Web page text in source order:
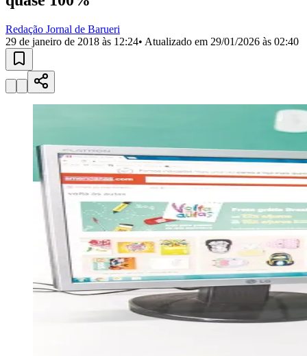
Bairros de Barueri
Selecione sua regiãoPara notícias da sua região
Aldeia Aldeia da Serra
Jubran
Belval
Esperança
Jardim GrazielaJardim IracemaJardim ItaquitiJardim
Jardim Líbano Jardim Maria CristinaJardim Maria HelenaJardim
MutingaJardim ParaísoJardim PaulistaJardim ReginaliceJardim São
Jardim São PedroJardim São SilvestreJardim SilveiraJardim
Jardim TupanciMutingaNova Aldeinha OsascoParque dos
Camargos
Parque ImperialParque Santa LuziaParque VianaPirapora
do Bom JesusRecanto Phrynéa
Santana de
Silveira TamboréVale do SolVila BarrosVila Boa Vista Vila
do Conde Vila Engenho NovoVila MárciaVila Nossa Sra. da
Vila Porto
Votupoca
Para Sua Empresa
Anuncie no Portal
Divulgar VagasNovo
Redação Jornal de Barueri
29 de janeiro de 2018 às 12:24• Atualizado em 29/01/2026 às 02:40